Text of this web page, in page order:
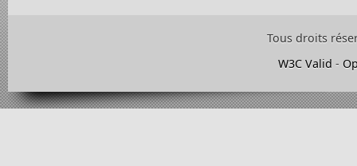
Tous droits
W3C Valid -